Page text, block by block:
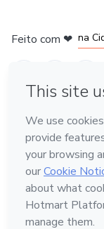
Feito com ❤ na
Conheça a
Idioma
Português